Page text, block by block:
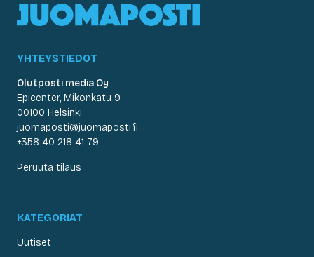
YHTEYSTIEDOT
Olutposti media Oy
Epicenter, Mikonkatu 9
00100 Helsinki
juomaposti@juomaposti.fi
+358 40 218 41 79
Peruuta tilaus
KATEGORIAT
Uutiset